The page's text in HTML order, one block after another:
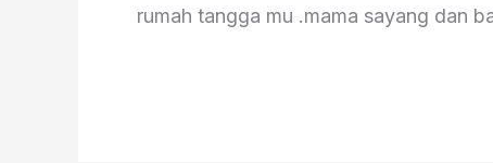
rumah tangga mu .mama sayang dan